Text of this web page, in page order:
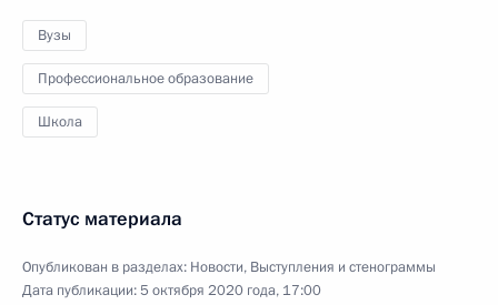
Вузы
Профессиональное образование
Школа
Статус материала
Опубликован в разделах: Новости, Выступления и стенограммы
Дата публикации:5 октября 2020 года, 17:00